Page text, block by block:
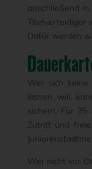
anschließend
Titelverteidiger
Dafür werden
Wer sich keine
lassen will,
sichern. Für
Zutritt und
Wer nicht vor